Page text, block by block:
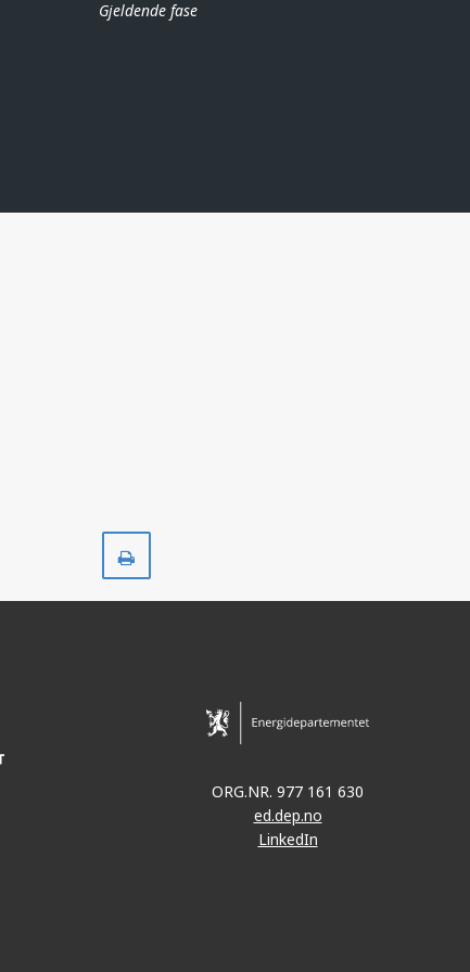
Gjeldende fase
ORG.NR. 977 161 630
ed.dep.no
LinkedIn